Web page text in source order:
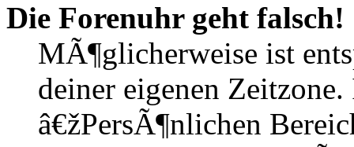
Die Forenuhr geht falsch!
MÃ¶glicherweise ist
deiner eigenen
â€žPersÃ¶nlichen